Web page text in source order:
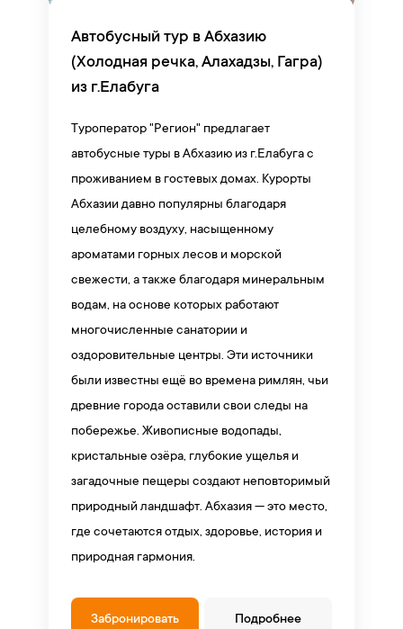
Автобусный тур в Абхазию
(Холодная речка, Алахадзы, Гагра)
из г.Елабуга
Туроператор "Регион" предлагает
автобусные туры в Абхазию из г.Елабуга с
проживанием в гостевых домах. Курорты
Абхазии давно популярны благодаря
целебному воздуху, насыщенному
ароматами горных лесов и морской
свежести, а также благодаря минеральным
водам, на основе которых работают
многочисленные санатории и
оздоровительные центры. Эти источники
были известны ещё во времена римлян, чьи
древние города оставили свои следы на
побережье. Живописные водопады,
кристальные озёра, глубокие ущелья и
загадочные пещеры создают неповторимый
природный ландшафт. Абхазия — это место,
где сочетаются отдых, здоровье, история и
природная гармония.
Забронировать Подробнее